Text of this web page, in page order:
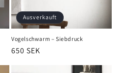
Ausverkauft
Vogelschwarm – Siebdruck
Normaler
650 SEK